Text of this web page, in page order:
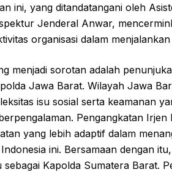
ini, yang ditandatangani oleh
Jenderal Anwar,
organisasi dalam
menjadi sorotan adalah
Jawa Barat. Wilayah Jawa
isu sosial serta keamanan
Pengangkatan Irjen
yang lebih adaptif dalam
ini. Bersamaan dengan
Kapolda Sumatera Barat.